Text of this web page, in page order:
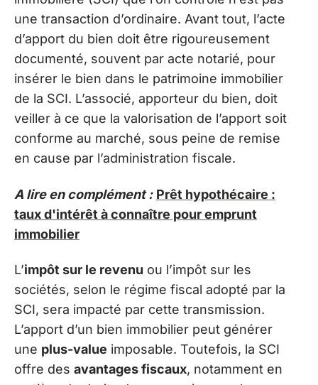
une transaction d’ordinaire. Avant tout, l’acte
d’apport du bien doit être rigoureusement
documenté, souvent par acte notarié, pour
insérer le bien dans le patrimoine immobilier
de la SCI. L’associé, apporteur du bien, doit
veiller à ce que la valorisation de l’apport soit
conforme au marché, sous peine de remise
en cause par l’administration fiscale.
A lire en complément : Prêt hypothécaire :
taux d'intérêt à connaître pour emprunt
immobilier
L’impôt sur le revenu ou l’impôt sur les
sociétés, selon le régime fiscal adopté par la
SCI, sera impacté par cette transmission.
L’apport d’un bien immobilier peut générer
une plus-value imposable. Toutefois, la SCI
offre des avantages fiscaux, notamment en